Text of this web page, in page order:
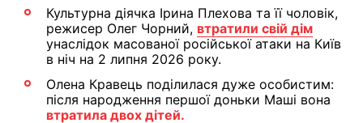
Культурна діячка Ірина Плехова та її чоловік,
режисер Олег Чорний, втратили свій дім
унаслідок масованої російської атаки на Київ
в ніч на 2 липня 2026 року.
Олена Кравець поділилася дуже особистим:
після народження першої доньки Маші вона
втратила двох дітей.